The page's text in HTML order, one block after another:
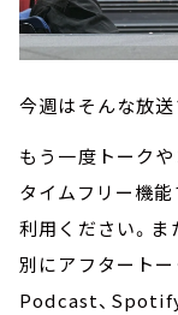
今週はそんな放送
もう一度トーク
タイムフリー機
利用ください。ま
別にアフタート
Podcast、